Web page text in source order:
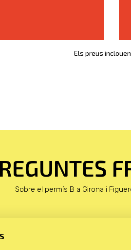
Els preus inclouen
Sobre el permís B a Girona i